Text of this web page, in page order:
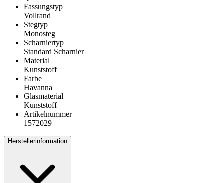
Fassungstyp
Vollrand
Stegtyp
Monosteg
Scharniertyp
Standard Scharnier
Material
Kunststoff
Farbe
Havanna
Glasmaterial
Kunststoff
Artikelnummer
1572029
Herstellerinformation